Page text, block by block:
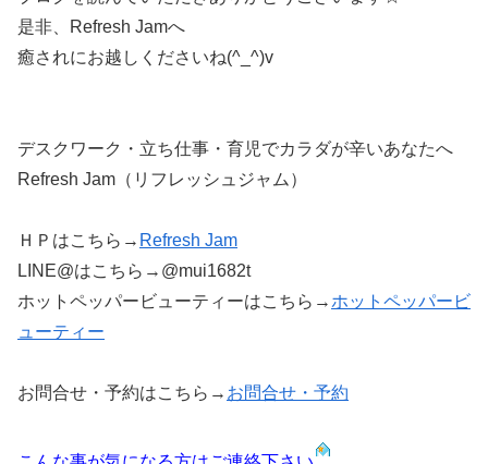
是非、Refresh Jamへ
癒されにお越しくださいね(^_^)v
デスクワーク・立ち仕事・育児でカラダが辛いあなたへ
Refresh Jam（リフレッシュジャム）
ＨＰはこちら→ Refresh Jam
LINE@はこちら→@mui1682t
ホットペッパービューティーはこちら→ ホットペッパービ
ューティー
お問合せ・予約はこちら→ お問合せ・予約